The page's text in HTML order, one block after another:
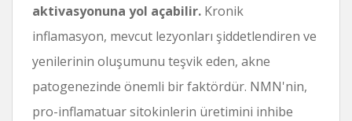
aktivasyonuna yol açabilir. Kronik
inflamasyon, mevcut lezyonları şiddetlendiren ve
yenilerinin oluşumunu teşvik eden, akne
patogenezinde önemli bir faktördür. NMN'nin,
pro-inflamatuar sitokinlerin üretimini inhibe